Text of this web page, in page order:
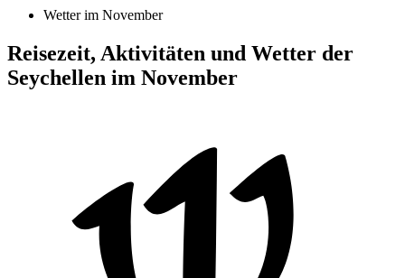
Wetter im November
Reisezeit, Aktivitäten und Wetter der
Seychellen im November